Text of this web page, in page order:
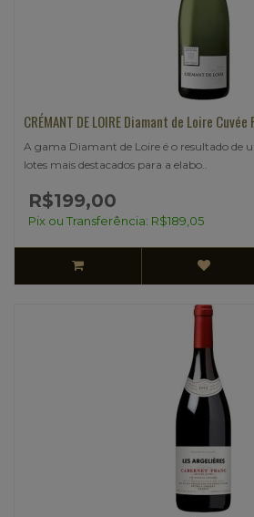
CRÉMANT DE LOIRE Diamant de Loire
A gama Diamant de Loire é o resultado de
lotes mais destacados para a elabo..
R$199,00
Pix ou Transferência: R$189,05